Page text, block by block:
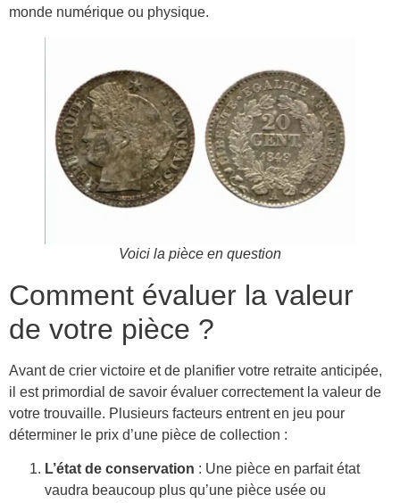
monde numérique ou physique.
Voici la pièce en question
Comment évaluer la valeur
de votre pièce ?
Avant de crier victoire et de planifier votre retraite anticipée,
il est primordial de savoir évaluer correctement la valeur de
votre trouvaille. Plusieurs facteurs entrent en jeu pour
déterminer le prix d’une pièce de collection :
L’état de conservation : Une pièce en parfait état
vaudra beaucoup plus qu’une pièce usée ou